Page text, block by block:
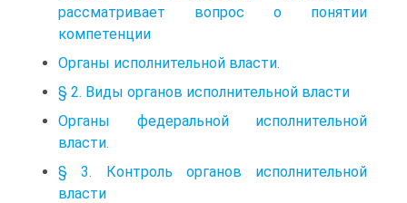
рассматривает вопрос о понятии
компетенции
Органы исполнительной власти.
§ 2. Виды органов исполнительной власти
Органы федеральной исполнительной
власти.
§ 3. Контроль органов исполнительной
власти